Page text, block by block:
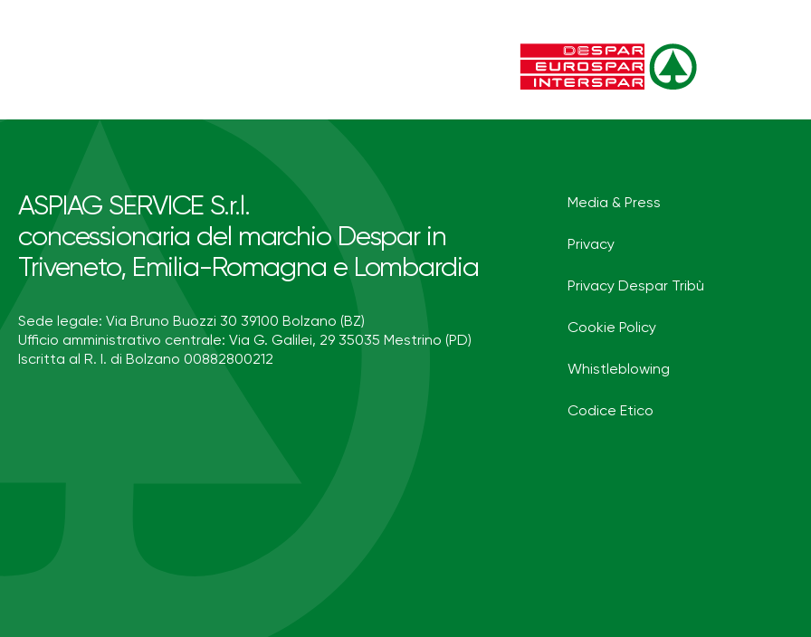
ASPIAG SERVICE S.r.l.
concessionaria del marchio Despar in
Triveneto, Emilia-Romagna e Lombardia
Sede legale: Via Bruno Buozzi 30 39100 Bolzano (BZ)
Ufficio amministrativo centrale: Via G. Galilei, 29 35035 Mestrino (PD)
Iscritta al R. I. di Bolzano 00882800212
Media & Press
Privacy
Privacy Despar Tribù
Cookie Policy
Whistleblowing
Codice Etico